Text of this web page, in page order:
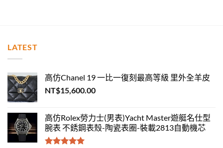
LATEST
高仿Chanel 19 一比一復刻最高等級 里外全羊皮
NT$15,600.00
高仿Rolex勞力士(男表)Yacht Master遊艇名仕型
腕表 不銹鋼表殼-陶瓷表圈-裝載2813自動機芯